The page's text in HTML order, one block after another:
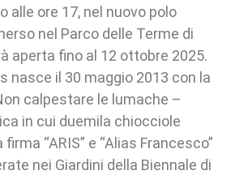
alle ore 17, nel nuovo polo
nel Parco delle Terme di
aperta fino al 12 ottobre 2025.
nasce il 30 maggio 2013 con la
calpestare le lumache –
in cui duemila chiocciole
“ARIS” e “Alias Francesco”
nei Giardini della Biennale di